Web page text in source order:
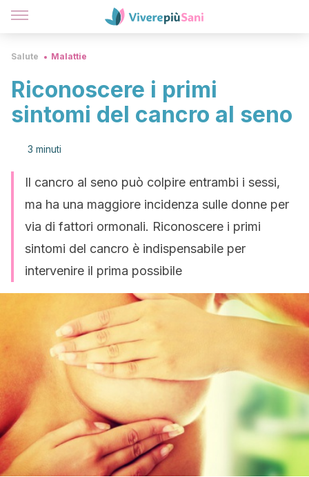
Salute Malattie
Riconoscere i primi
sintomi del cancro al seno
3 minuti
Il cancro al seno può colpire entrambi i sessi,
ma ha una maggiore incidenza sulle donne per
via di fattori ormonali. Riconoscere i primi
sintomi del cancro è indispensabile per
intervenire il prima possibile